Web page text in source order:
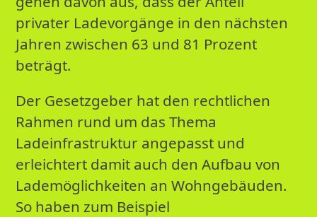
privater Ladevorgänge in den nächsten
Jahren zwischen 63 und 81 Prozent
beträgt.
Der Gesetzgeber hat den rechtlichen
Rahmen rund um das Thema
Ladeinfrastruktur angepasst und
erleichtert damit auch den Aufbau von
Lademöglichkeiten an Wohngebäuden.
So haben zum Beispiel